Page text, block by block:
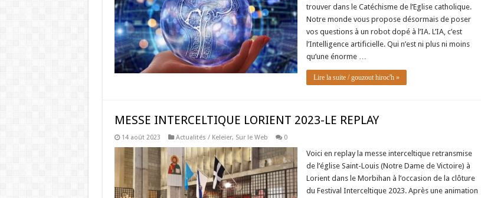
trouver dans le Catéchisme de l’Eglise catholique.
Notre monde vous propose désormais de poser
vos questions à un robot dopé à l’IA. L’IA, c’est
l’Intelligence artificielle. Qui n’est ni plus ni moins
qu’une énorme …
Lire la suite / gouzout hiroc'h »
MESSE INTERCELTIQUE LORIENT 2023-LE REPLAY
14 août 2023 Actualités / Keleier, Sur le Web 0
Voici en replay la messe interceltique retransmise
de l’église Saint-Louis (Notre Dame de Victoire) à
Lorient dans le Morbihan à l’occasion de la clôture
du Festival Interceltique 2023. Après une animation